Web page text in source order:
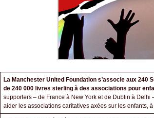
La Manchester United Foundation s’associe aux 240
de 240 000 livres sterling à des associations pour
supporters – de France à New York et de Dublin à Delhi
aider les associations caritatives axées sur les enfants,